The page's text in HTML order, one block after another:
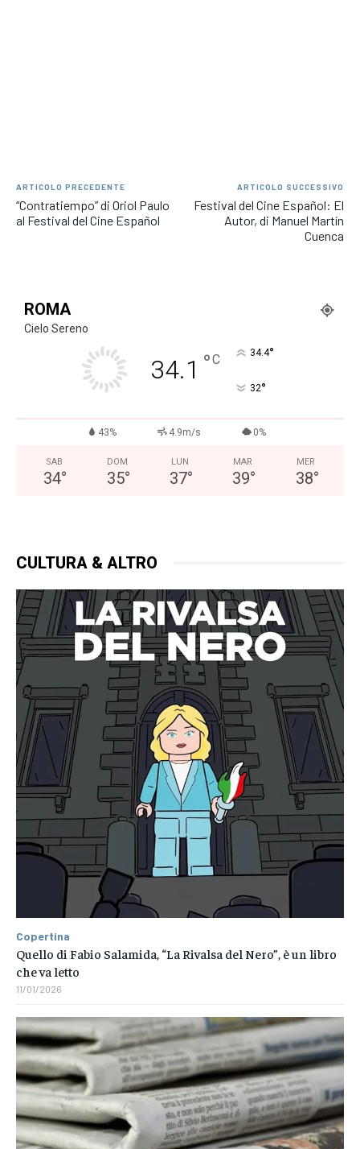
ARTICOLO PRECEDENTE
“Contratiempo” di Oriol Paulo
al Festival del Cine Español
ARTICOLO SUCCESSIVO
Festival del Cine Español: El
Autor, di Manuel Martín
Cuenca
ROMA
Cielo Sereno
34.1 °C 34.4°
32°
43% 4.9m/s 0%
SAB
34°
DOM
35°
LUN
37°
MAR
39°
MER
38°
CULTURA & ALTRO
Copertina
Quello di Fabio Salamida, “La Rivalsa del Nero”, è un libro
che va letto
11/01/2026